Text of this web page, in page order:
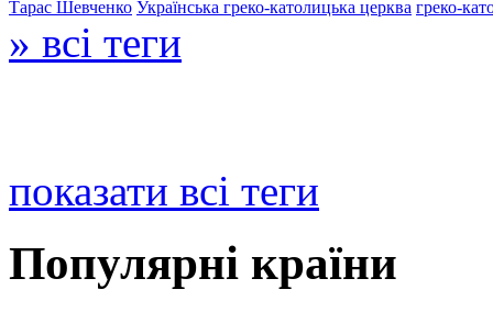
Тарас Шевченко Українська греко-католицька церква греко-
» всі теги
показати всі теги
Популярні країни